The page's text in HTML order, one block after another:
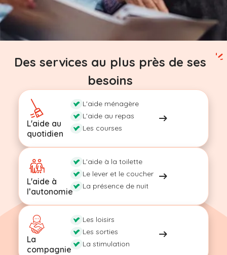
Des services au plus près de ses
besoins
L'aide au
quotidien
L'aide ménagère
L'aide au repas
Les courses
L'aide à
l’autonomie
L'aide à la toilette
Le lever et le coucher
La présence de nuit
La
compagnie
Les loisirs
Les sorties
La stimulation